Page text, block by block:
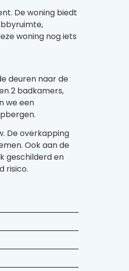
De woning biedt
woning nog iets
deuren naar de
2 badkamers,
we een
De overkapping
Ook aan de
geschilderd en
risico.